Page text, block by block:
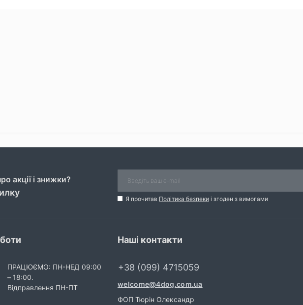
акції і знижки?
Я прочитав Політика безпеки і згоден з вимогами
ПРАЦЮЄМО: ПН-НЕД 09:00
– 18:00.
Відправлення ПН-ПТ
Наші контакти
+38 (099) 4715059
welcome@4dog.com.ua
ФОП Тюрін Олександр